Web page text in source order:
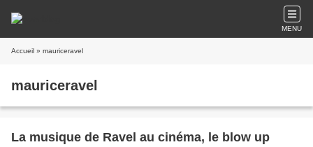
MENU
Accueil » mauriceravel
mauriceravel
La musique de Ravel au cinéma, le blow up